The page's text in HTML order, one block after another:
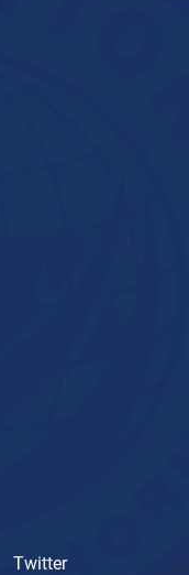
Twitter